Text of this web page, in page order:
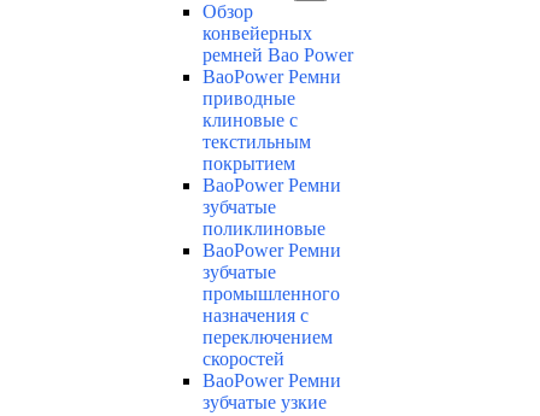
Обзор
конвейерных
ремней Bao Power
BaoPower Ремни
приводные
клиновые с
текстильным
покрытием
BaoPower Ремни
зубчатые
поликлиновые
BaoPower Ремни
зубчатые
промышленного
назначения с
переключением
скоростей
BaoPower Ремни
зубчатые узкие